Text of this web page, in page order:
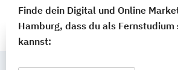
Finde dein Digital und Online
Hamburg, dass du als Fernstudium
kannst: